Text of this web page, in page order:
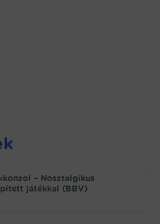
– Nosztalgikus
játékkal (BBV)